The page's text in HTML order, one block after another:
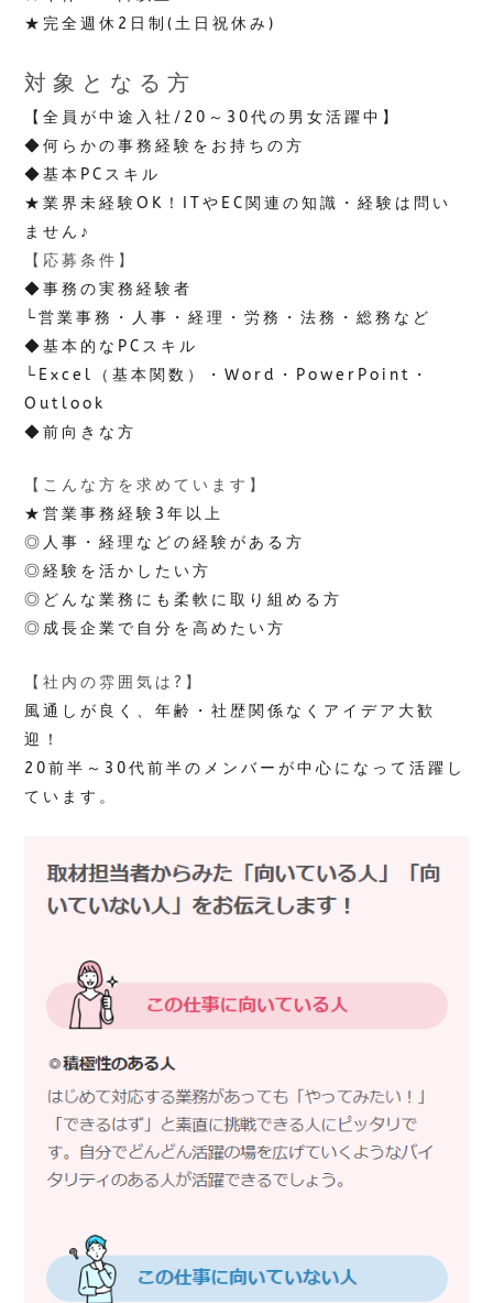
★完全週休2日制(土日祝休み)
対象となる方
【全員が中途入社/20～30代の男女活躍中】
◆何らかの事務経験をお持ちの方
◆基本PCスキル
★業界未経験OK！ITやEC関連の知識・経験は問い
ません♪
【応募条件】
◆事務の実務経験者
└営業事務・人事・経理・労務・法務・総務など
◆基本的なPCスキル
└Excel（基本関数）・Word・PowerPoint・
Outlook
◆前向きな方
【こんな方を求めています】
★営業事務経験3年以上
◎人事・経理などの経験がある方
◎経験を活かしたい方
◎どんな業務にも柔軟に取り組める方
◎成長企業で自分を高めたい方
【社内の雰囲気は?】
風通しが良く、年齢・社歴関係なくアイデア大歓
迎！
20前半～30代前半のメンバーが中心になって活躍し
ています。